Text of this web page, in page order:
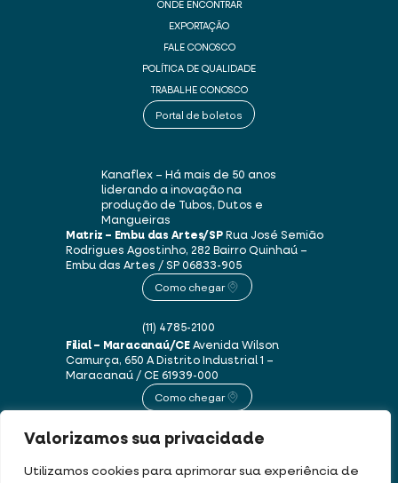
Valorizamos sua privacidade
Utilizamos cookies para aprimorar sua experiência de
ONDE ENCONTRAR
EXPORTAÇÃO
FALE CONOSCO
POLÍTICA DE QUALIDADE
TRABALHE CONOSCO
Portal de boletos
Kanaflex – Há mais de 50 anos
liderando a inovação na
produção de Tubos, Dutos e
Mangueiras
Matriz – Embu das Artes/SPRua José Semião
Rodrigues Agostinho, 282 Bairro Quinhaú –
Embu das Artes / SP06833-905
Como chegar
(11) 4785-2100
Filial – Maracanaú/CEAvenida Wilson
Camurça, 650 ADistrito Industrial 1 –
Maracanaú / CE61939-000
Como chegar
(85) 3250-1235